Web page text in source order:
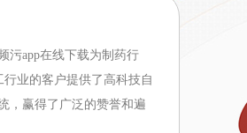
频污app在线下载为制药行
业的客户提供了高科技自
，赢得了广泛的赞誉和遍